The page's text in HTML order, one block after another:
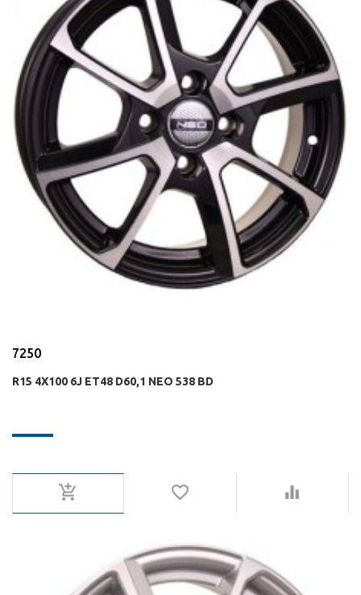
7250
R15 4X100 6J ET48 D60,1 NEO 538 BD